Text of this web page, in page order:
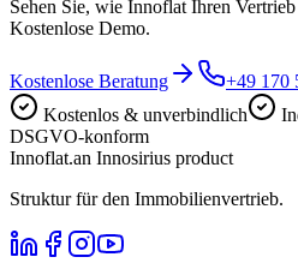
Sehen Sie, wie Innoflat Ihren
Kostenlose Demo.
Kostenlose Beratung
+49 170
Kostenlos & unverbindlich
DSGVO-konform
Innoflat.an Innosirius product
Struktur für den Immobilienvertrieb.